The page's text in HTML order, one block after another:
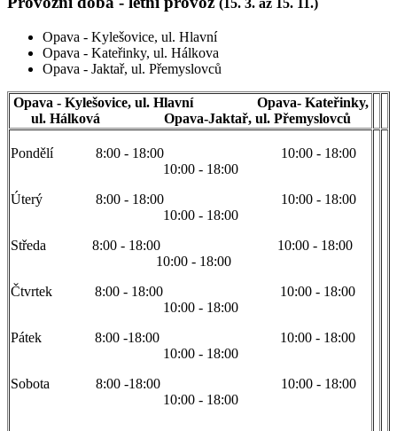
(15. 3. až 15. 11.)
Opava - Kylešovice, ul. Hlavní
Opava - Kateřinky, ul. Hálkova
Opava - Jaktař, ul. Přemyslovců
Opava - Kylešovice, ul. Hlavní Opava- Kateřinky,
ul. Hálková Opava-Jaktař, ul. Přemyslovců
Pondělí 8:00 - 18:00 10:00 - 18:00
10:00 - 18:00
Úterý 8:00 - 18:00 10:00 - 18:00
10:00 - 18:00
Středa 8:00 - 18:00 10:00 - 18:00
10:00 - 18:00
Čtvrtek 8:00 - 18:00 10:00 - 18:00
10:00 - 18:00
Pátek 8:00 -18:00 10:00 - 18:00
10:00 - 18:00
Sobota 8:00 -18:00 10:00 - 18:00
10:00 - 18:00